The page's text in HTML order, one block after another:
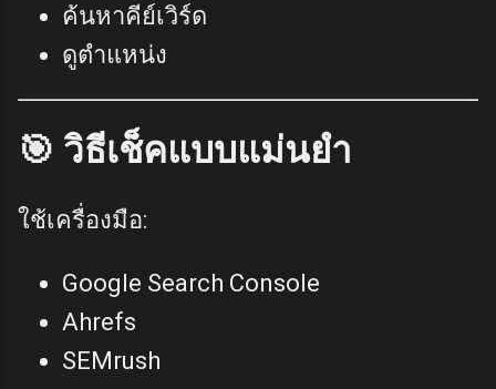
ค้นหาคีย์เวิร์ด
ดูตำแหน่ง
🎯 วิธีเช็คแบบแม่นยำ
ใช้เครื่องมือ:
Google Search Console
Ahrefs
SEMrush